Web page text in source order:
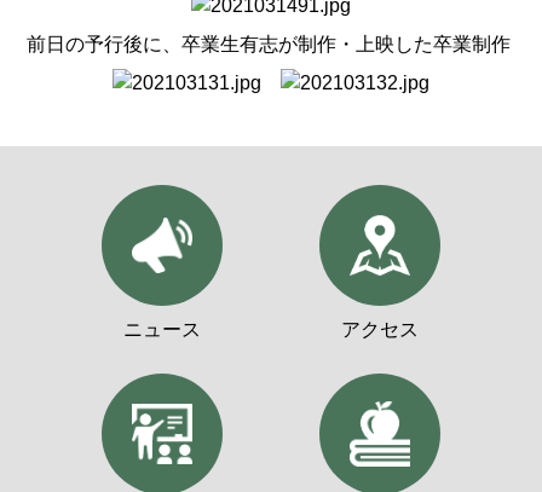
前日の予行後に、卒業生有志が制作・上映した卒業制作
ニュース アクセス